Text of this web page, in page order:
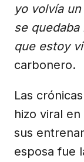
yo volvía
se quedaba
que estoy
carbonero.
Las
hizo viral
sus
esposa fue